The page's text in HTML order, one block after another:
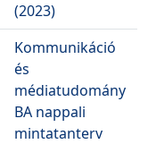
(2023)
Kommunikáció
és
médiatudomány
BA nappali
mintatanterv